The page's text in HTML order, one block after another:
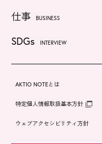
仕事 BUSINESS
SDGs INTERVIEW
AKTIO NOTEとは
特定個人情報取扱基本方針
ウェブアクセシビリティ方針